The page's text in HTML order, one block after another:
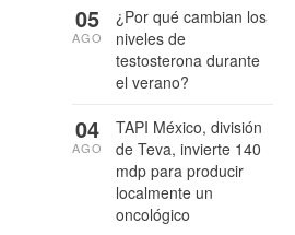
¿Por qué cambian los
niveles de
testosterona durante
el verano?
05
AGO
TAPI México, división
de Teva, invierte 140
mdp para producir
localmente un
oncológico
04
AGO